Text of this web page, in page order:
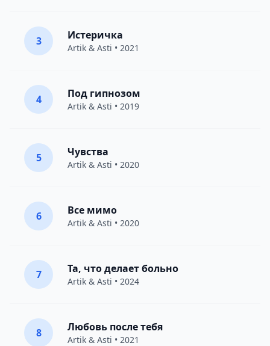
3 Истеричка
Artik & Asti • 2021
4 Под гипнозом
Artik & Asti • 2019
5 Чувства
Artik & Asti • 2020
6 Все мимо
Artik & Asti • 2020
7 Та, что делает больно
Artik & Asti • 2024
8 Любовь после тебя
Artik & Asti • 2021